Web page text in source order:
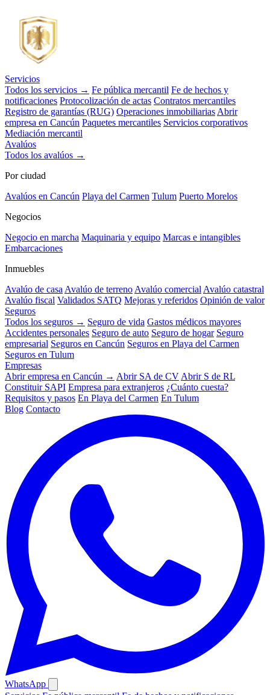
Servicios
Todos los servicios → Fe pública mercantil Fe de hechos y
notificaciones Protocolización de actas Contratos mercantiles
Registro de garantías (RUG) Operaciones inmobiliarias Abrir
empresa en Cancún Paquetes mercantiles Servicios corporativos
Mediación mercantil
Avalúos
Todos los avalúos →
Por ciudad
Avalúos en Cancún Playa del Carmen Tulum Puerto Morelos
Negocios
Negocio en marcha Maquinaria y equipo Marcas e intangibles
Embarcaciones
Inmuebles
Avalúo de casa Avalúo de terreno Avalúo comercial Avalúo catastral
Avalúo fiscal Validados SATQ Mejoras y referidos Opinión de valor
Seguros
Todos los seguros → Seguro de vida Gastos médicos mayores
Accidentes personales Seguro de auto Seguro de hogar Seguro
empresarial Seguros en Cancún Seguros en Playa del Carmen
Seguros en Tulum
Empresas
Abrir empresa en Cancún → Abrir SA de CV Abrir S de RL
Constituir SAPI Empresa para extranjeros ¿Cuánto cuesta?
Requisitos y pasos En Playa del Carmen En Tulum
Blog Contacto
WhatsApp